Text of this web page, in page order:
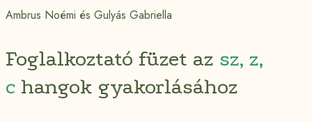
Ambrus Noémi és Gulyás Gabriella
Foglalkoztató füzet az sz, z,
c hangok gyakorlásához